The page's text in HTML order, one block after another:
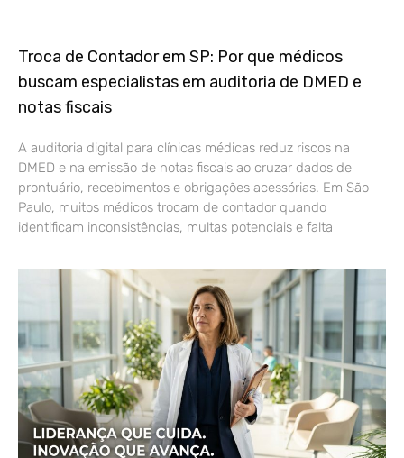
Troca de Contador em SP: Por que médicos
buscam especialistas em auditoria de DMED e
notas fiscais
A auditoria digital para clínicas médicas reduz riscos na
DMED e na emissão de notas fiscais ao cruzar dados de
prontuário, recebimentos e obrigações acessórias. Em São
Paulo, muitos médicos trocam de contador quando
identificam inconsistências, multas potenciais e falta